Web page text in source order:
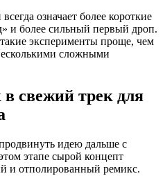
означает более короткие
и более сильный первый дроп.
эксперименты проще, чем
сложными
в свежий трек для
идею дальше с
этапе сырой концепт
и отполированный ремикс.